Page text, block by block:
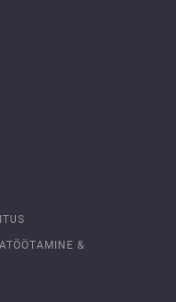
&